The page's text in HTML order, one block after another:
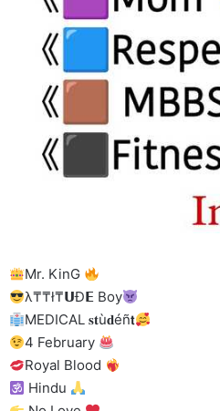
Mr. KinG
λ₸₸ł₸𝗨Ð𝗘 Boy
MEDICAL 𝐬𝐭ù𝐝éñ𝘁
4 February
Royal Blood
Hindu